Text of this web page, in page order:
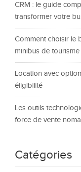
CRM : le guide
transformer votre
Comment choisir le
minibus de tourisme
Location avec
éligibilité
Les outils
force de vente
Catégories